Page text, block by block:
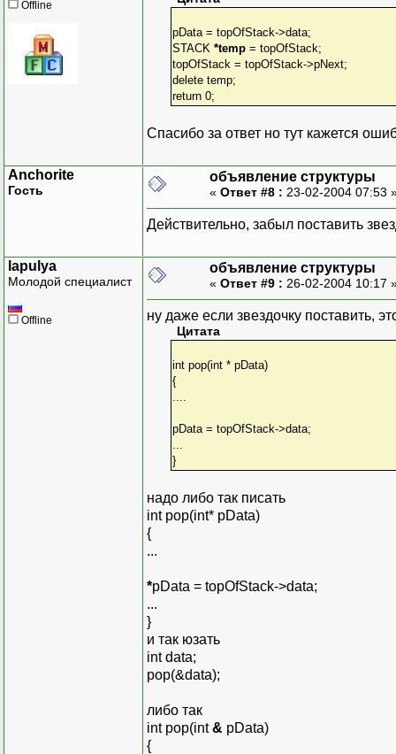
Offline
pData = topOfStack->data;
STACK *temp= topOfStack;
topOfStack = topOfStack->pNext;
delete temp;
return 0;
Спасибо за ответ но тут кажется
Anchorite
Гость
объявление структуры
« Ответ #8 : 23-02-2004 07:53
Действительно, забыл поставить
lapulya
Молодой специалист
Offline
объявление структуры
« Ответ #9 : 26-02-2004 10:17
ну даже если звездочку поставить,
Цитата
int pop(int * pData)
{
pData = topOfStack->data;
}
надо либо так писать
int pop(int* pData)
{
...
*pData = topOfStack->data;
...
}
и так юзать
int data;
pop(&data);
либо так
int pop(int& pData)
{